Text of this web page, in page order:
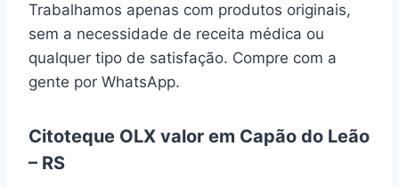
Trabalhamos apenas com produtos originais,
sem a necessidade de receita médica ou
qualquer tipo de satisfação. Compre com a
gente por WhatsApp.
Citoteque OLX valor em Capão do Leão
– RS